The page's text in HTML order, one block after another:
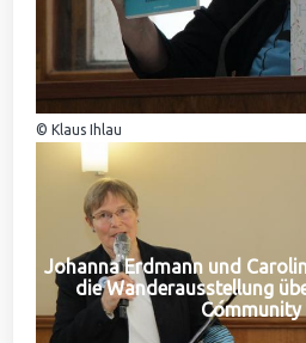
© Klaus Ihlau
Johanna Erdmann und
die Wanderausstellung
Community